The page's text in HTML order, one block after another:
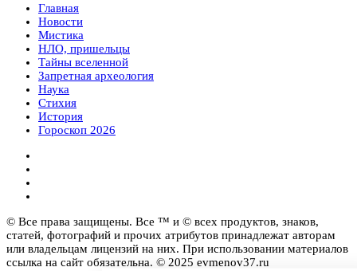
Главная
Новости
Мистика
НЛО, пришельцы
Тайны вселенной
Запретная археология
Наука
Стихия
История
Гороскоп 2026
© Все права защищены. Все ™ и © всех продуктов, знаков,
статей, фотографий и прочих атрибутов принадлежат авторам
или владельцам лицензий на них. При использовании материалов
ссылка на сайт обязательна. © 2025 evmenov37.ru